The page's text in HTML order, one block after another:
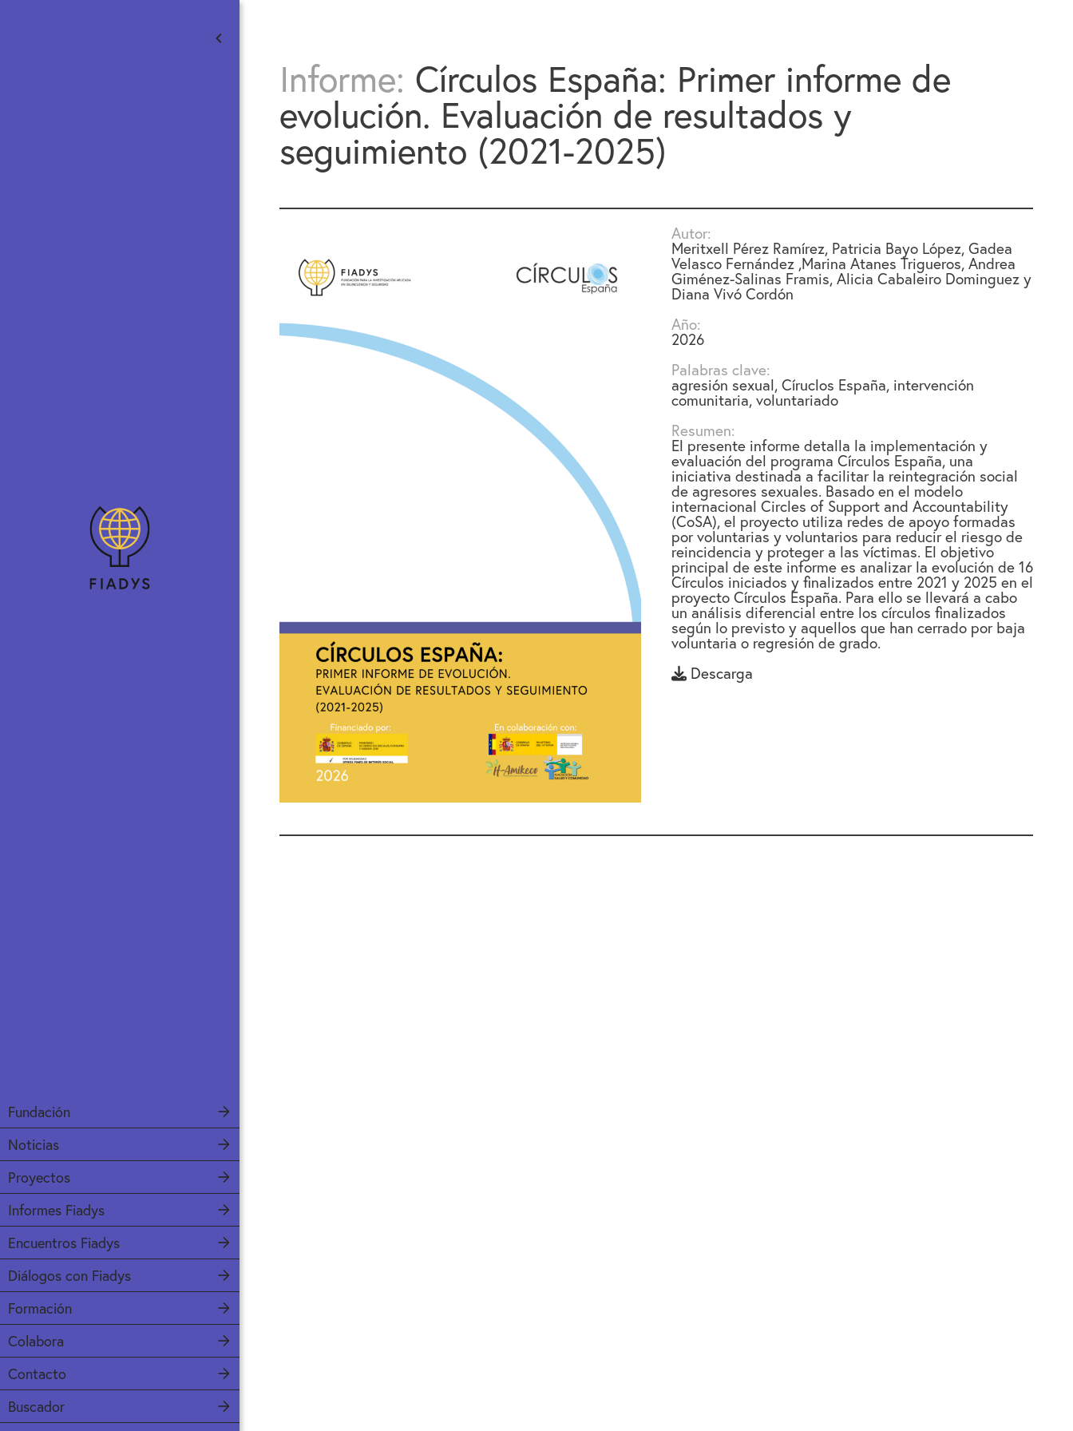
Fundación
Noticias
Proyectos
Informes Fiadys
Encuentros Fiadys
Diálogos con Fiadys
Formación
Colabora
Contacto
Buscador
Informe: Círculos España: Primer informe de
evolución. Evaluación de resultados y
seguimiento (2021-2025)
Autor:
Meritxell Pérez Ramírez, Patricia Bayo López, Gadea
Velasco Fernández ,Marina Atanes Trigueros, Andrea
Giménez-Salinas Framis, Alicia Cabaleiro Dominguez y
Diana Vivó Cordón
Año:
2026
Palabras clave:
agresión sexual, Círuclos España, intervención
comunitaria, voluntariado
Resumen:
El presente informe detalla la implementación y
evaluación del programa Círculos España, una
iniciativa destinada a facilitar la reintegración social
de agresores sexuales. Basado en el modelo
internacional Circles of Support and Accountability
(CoSA), el proyecto utiliza redes de apoyo formadas
por voluntarias y voluntarios para reducir el riesgo de
reincidencia y proteger a las víctimas. El objetivo
principal de este informe es analizar la evolución de 16
Círculos iniciados y finalizados entre 2021 y 2025 en el
proyecto Círculos España. Para ello se llevará a cabo
un análisis diferencial entre los círculos finalizados
según lo previsto y aquellos que han cerrado por baja
voluntaria o regresión de grado.
Descarga